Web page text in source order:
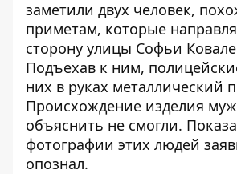
заметили двух человек,
приметам, которые
сторону улицы Софьи
Подъехав к ним,
них в руках металлический
Происхождение изделия
объяснить не смогли.
фотографии этих людей
опознал.